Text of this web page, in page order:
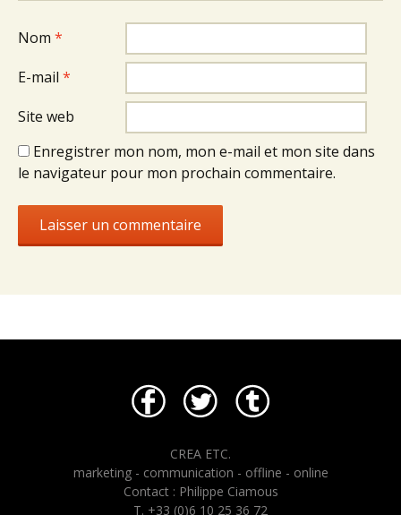
Nom *
E-mail *
Site web
Enregistrer mon nom, mon e-mail et mon site dans
le navigateur pour mon prochain commentaire.
CREA ETC.
marketing - communication - offline - online
Contact : Philippe Ciamous
T. +33 (0)6 10 25 36 72